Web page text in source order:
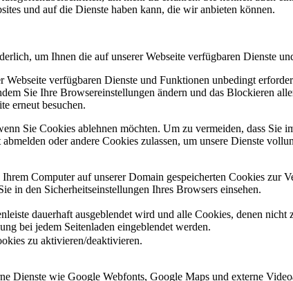
und auf die Dienste haben kann, die wir anbieten können.
um Ihnen die auf unserer Webseite verfügbaren Dienste
Webseite verfügbaren Dienste und Funktionen unbedingt
Sie Ihre Browsereinstellungen ändern und das Blockieren
erneut besuchen.
Sie Cookies ablehnen möchten. Um zu vermeiden, dass
oder andere Cookies zulassen, um unsere Dienste
Computer auf unserer Domain gespeicherten Cookies
in den Sicherheitseinstellungen Ihres Browsers einsehen.
dauerhaft ausgeblendet wird und alle Cookies, denen
bei jedem Seitenladen eingeblendet werden.
zu aktivieren/deaktivieren.
Dienste wie Google Webfonts, Google Maps und externe